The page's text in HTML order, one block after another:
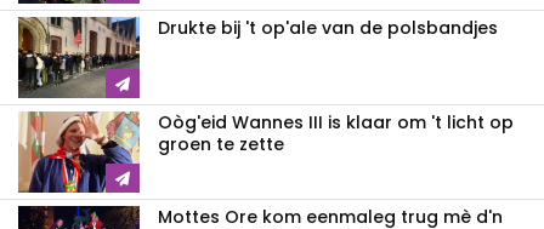
Drukte bij 't op'ale van de polsbandjes
Oòg'eid Wannes III is klaar om 't licht op
groen te zette
Mottes Ore kom eenmaleg trug mè d'n